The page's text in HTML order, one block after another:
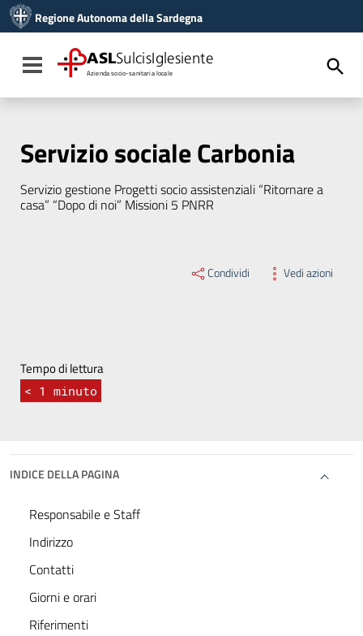
Vai al menu di navigazione
Vai al footer
Regione Autonoma della Sardegna
Toggle navigation
ASLSulcisIglesiente
Azienda socio-sanitaria locale
Servizio sociale Carbonia
Servizio gestione Progetti socio assistenziali “Ritornare a
casa” “Dopo di noi” Missioni 5 PNRR
Condividi Vedi azioni
Tempo di lettura
< 1 minuto
INDICE DELLA PAGINA
Responsabile e Staff
Indirizzo
Contatti
Giorni e orari
Riferimenti